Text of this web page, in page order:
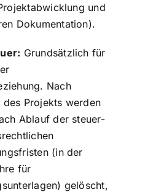
und
Dokumentation).
Grundsätzlich für
Nach
des Projekts werden
Ablauf der steuer-
(in der
für
gelöscht,